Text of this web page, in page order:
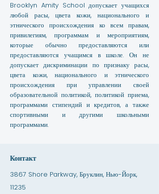
Brooklyn Amity School допускает учащихся
любой расы, цвета кожи, национального и
этнического происхождения ко всем правам,
привилегиям, программам и мероприятиям,
которые обычно предоставляются или
предоставляются учащимся в школе. Он не
допускает дискриминации по признаку расы,
цвета кожи, национального и этнического
происхождения при управлении своей
образовательной политикой, политикой приема,
программами стипендий и кредитов, а также
спортивными и другими школьными
программами.
Контакт
3867 Shore Parkway, Бруклин, Нью-Йорк,
11235